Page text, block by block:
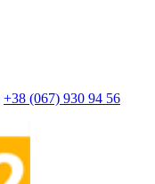
+38 (067) 930 94 56